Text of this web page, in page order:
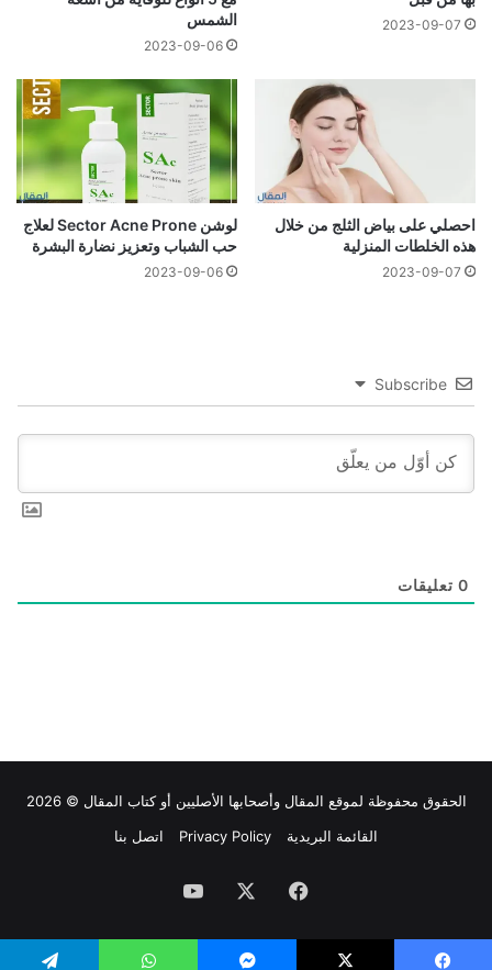
2023-09-07
الشمس
2023-09-06
احصلي على بياض الثلج من خلال
هذه الخلطات المنزلية
2023-09-07
لوشن Sector Acne Prone لعلاج
حب الشباب وتعزيز نضارة البشرة
2023-09-06
Subscribe
0 تعليقات
الحقوق محفوظة لموقع المقال وأصحابها الأصليين أو كتاب المقال © 2026
القائمة البريدية
Privacy Policy اتصل بنا
فيسبوك ‫YouTube